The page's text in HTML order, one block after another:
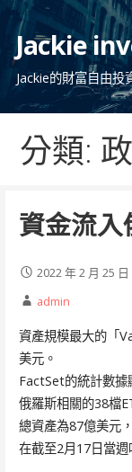
跳
Jackie
Jackie的財富自由投
分類:
資金流入
2022 年 2 月 25 日
admin
資產規模最大的「
美元。
FactSet的統計數據
俄羅斯相關的38檔
總資產為87億美元，
在截至2月17日當